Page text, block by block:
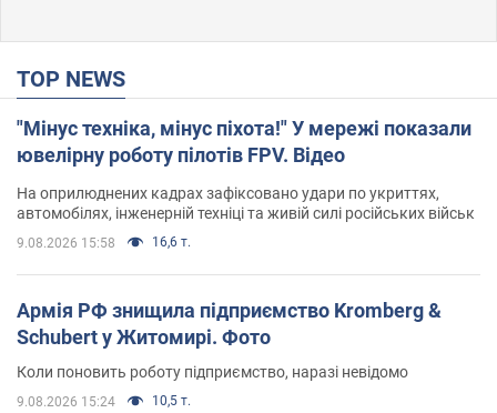
TOP NEWS
"Мінус техніка, мінус піхота!" У мережі показали
ювелірну роботу пілотів FPV. Відео
На оприлюднених кадрах зафіксовано удари по укриттях,
автомобілях, інженерній техніці та живій силі російських військ
9.08.2026 15:58 16,6 т.
Армія РФ знищила підприємство Kromberg &
Schubert у Житомирі. Фото
Коли поновить роботу підприємство, наразі невідомо
9.08.2026 15:24 10,5 т.